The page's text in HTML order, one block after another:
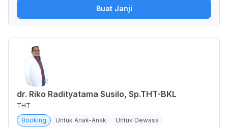
Buat Janji
dr. Riko Radityatama Susilo, Sp.THT-BKL
THT
Booking
Untuk Anak-Anak Untuk Dewasa